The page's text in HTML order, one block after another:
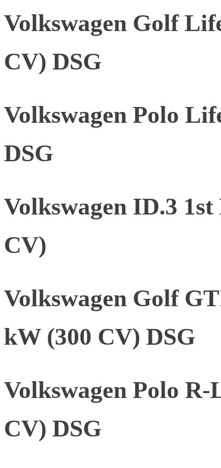
Volkswagen Golf
CV) DSG
Volkswagen Polo
DSG
Volkswagen ID.3
CV)
Volkswagen Golf
kW (300 CV) DSG
Volkswagen Polo
CV) DSG